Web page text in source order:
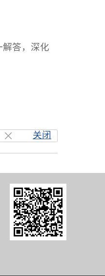
解答，深化
关闭